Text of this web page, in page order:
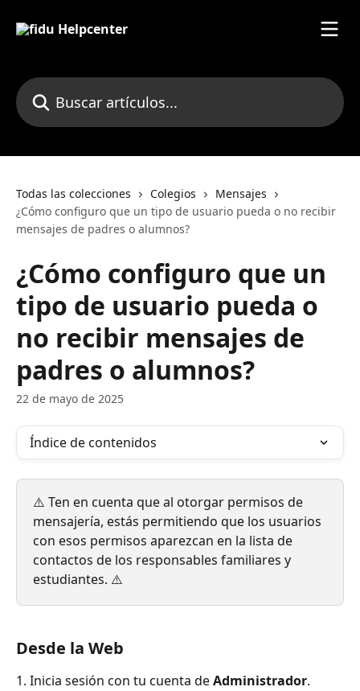
Buscar artículos...
Todas las colecciones Colegios
Mensajes
¿Cómo configuro que un tipo de usuario pueda o no recibir
mensajes de padres o alumnos?
¿Cómo configuro que un
tipo de usuario pueda o
no recibir mensajes de
padres o alumnos?
22 de mayo de 2025
Índice de contenidos
⚠️ Ten en cuenta que al otorgar permisos de
mensajería, estás permitiendo que los usuarios
con esos permisos aparezcan en la lista de
contactos de los responsables familiares y
estudiantes. ⚠️
Desde la Web
1. Inicia sesión con tu cuenta de Administrador.